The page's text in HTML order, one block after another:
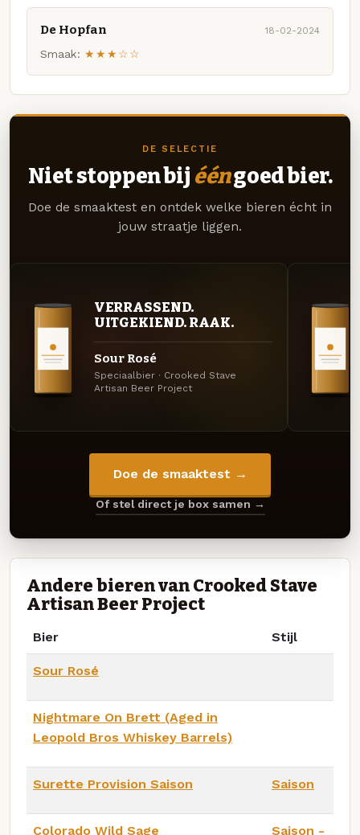
De Hopfan 18-02-2024
Smaak: ★★★☆☆
DE SELECTIE
Niet stoppen bij ééngoed bier.
Doe de smaaktest en ontdek welke bieren écht in
jouw straatje liggen.
VERRASSEND.
UITGEKIEND. RAAK.
Sour Rosé
Speciaalbier · Crooked Stave
Artisan Beer Project
Doe de smaaktest →
Of stel direct je box samen →
Andere bieren van Crooked Stave
Artisan Beer Project
Bier Stijl
Sour Rosé
Nightmare On Brett (Aged in
Leopold Bros Whiskey Barrels)
Surette Provision Saison Saison
Colorado Wild Sage Saison -